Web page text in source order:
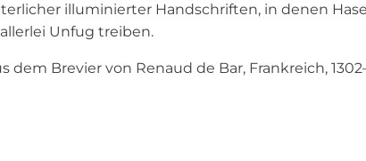
illuminierter Handschriften, in denen
Unfug treiben.
Brevier von Renaud de Bar, Frankreich,